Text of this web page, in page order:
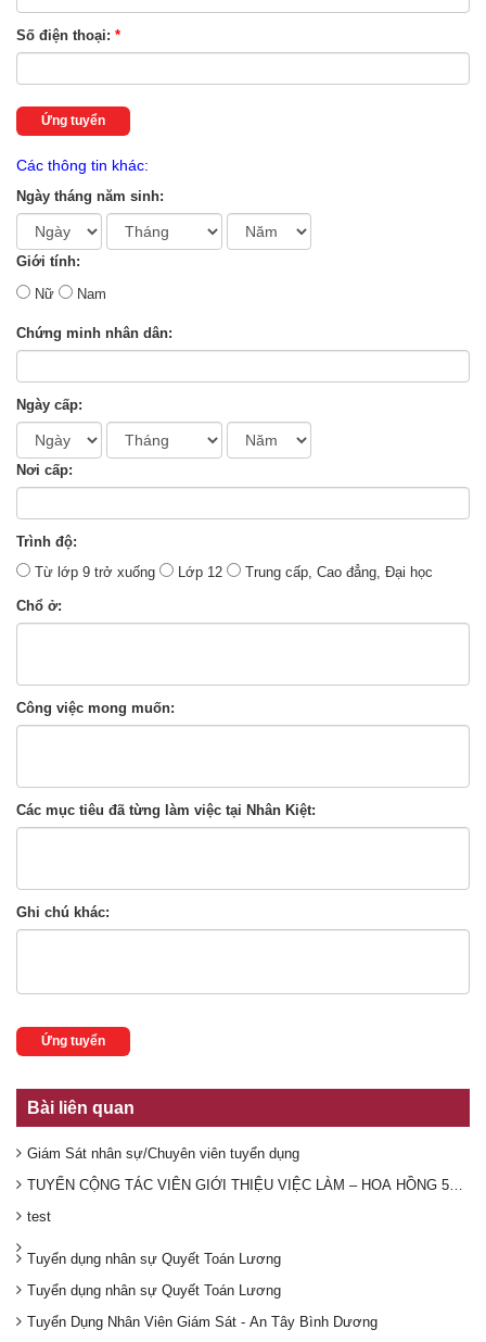
Số điện thoại: *
Ứng tuyển
Các thông tin khác:
Ngày tháng năm sinh:
Giới tính:
Nữ
Nam
Chứng minh nhân dân:
Ngày cấp:
Nơi cấp:
Trình độ:
Từ lớp 9 trở xuống
Lớp 12 Trung cấp, Cao đẳng, Đại học
Chổ ở:
Công việc mong muốn:
Các mục tiêu đã từng làm việc tại Nhân Kiệt:
Ghi chú khác:
Ứng tuyển
Bài liên quan
Giám Sát nhân sự/Chuyên viên tuyển dụng
TUYỂN CỘNG TÁC VIÊN GIỚI THIỆU VIỆC LÀM – HOA HỒNG
test
Tuyển dụng nhân sự Quyết Toán Lương
Tuyển dụng nhân sự Quyết Toán Lương
Tuyển Dụng Nhân Viên Giám Sát - An Tây Bình Dương